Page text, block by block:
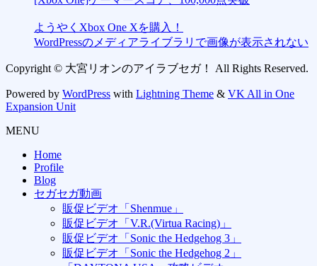
ようやくXbox One Xを購入！
WordPressのメディアライブラリで画像が表示されない
Copyright © 大宮リオンのアイラブセガ！ All Rights Reserved.
Powered by WordPress with Lightning Theme & VK All in One
Expansion Unit
MENU
Home
Profile
Blog
セガセガ動画
販促ビデオ「Shenmue」
販促ビデオ「V.R.(Virtua Racing)」
販促ビデオ「Sonic the Hedgehog 3」
販促ビデオ「Sonic the Hedgehog 2」